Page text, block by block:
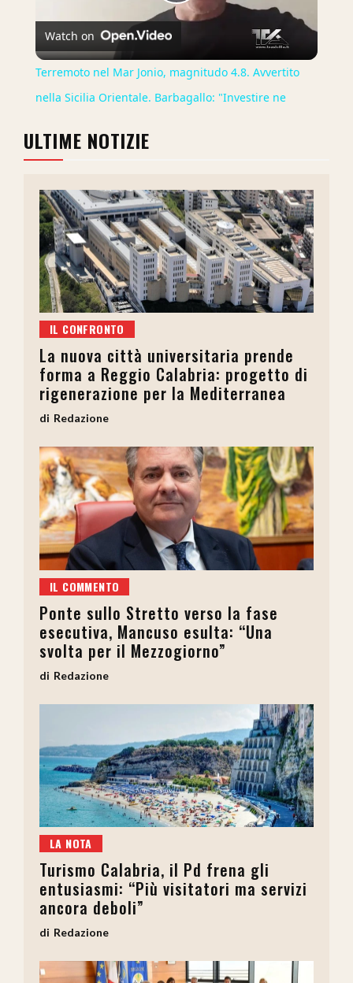
Video
Watch on
Terremoto nel Mar Jonio, magnitudo 4.8. Avvertito
nella Sicilia Orientale. Barbagallo: "Investire ne
ULTIME NOTIZIE
IL CONFRONTO
La nuova città universitaria prende
forma a Reggio Calabria: progetto di
rigenerazione per la Mediterranea
Redazione
IL COMMENTO
Ponte sullo Stretto verso la fase
esecutiva, Mancuso esulta: “Una
svolta per il Mezzogiorno”
Redazione
LA NOTA
Turismo Calabria, il Pd frena gli
entusiasmi: “Più visitatori ma servizi
ancora deboli”
Redazione